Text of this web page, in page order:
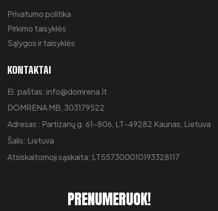
Privatumo politika
Pirkimo taisyklės
Sąlygos ir taisyklės
KONTAKTAI
El. paštas: info@domrena.lt
DOMRENA MB, 303179522
Adresas : Partizanų g. 61-806, LT-49282 Kaunas, Lietuva
Šalis: Lietuva
Atsiskaitomoji sąskaita: LT557300010193328117
PRENUMERUOK!